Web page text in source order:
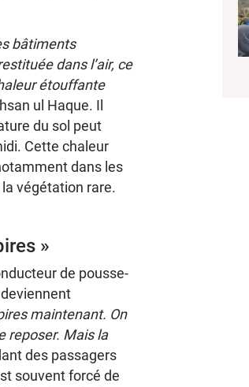
bâtiments
dans l’air, ce
étouffante
ul Haque. Il
du sol peut
Cette chaleur
dans les
végétation rare.
»
de pousse-
maintenant. On
reposer. Mais la
des passagers
souvent forcé de